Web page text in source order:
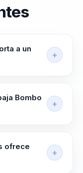
a un
elevar
complejos.
Bombo
Empresarial,
y
ofrece